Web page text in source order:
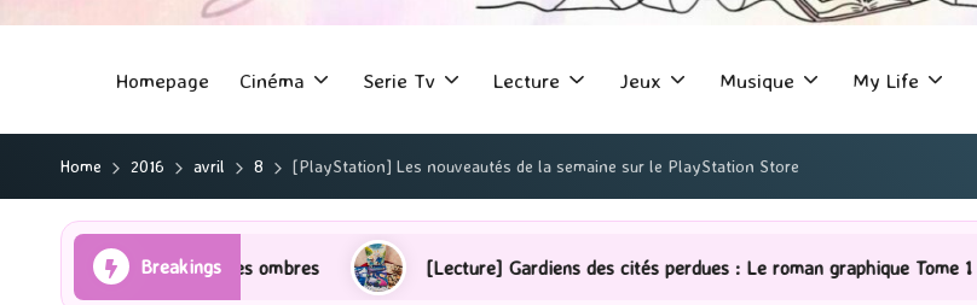
Homepage Cinéma Serie Tv Lecture Jeux Musique My Life
Home 2016 avril 8 [PlayStation] Les nouveautés de la semaine sur le PlayStation Store
Breakings
et des ombres [Lecture] Gardiens des cités perdues : Le roman graphique Tome 1 Partie 2